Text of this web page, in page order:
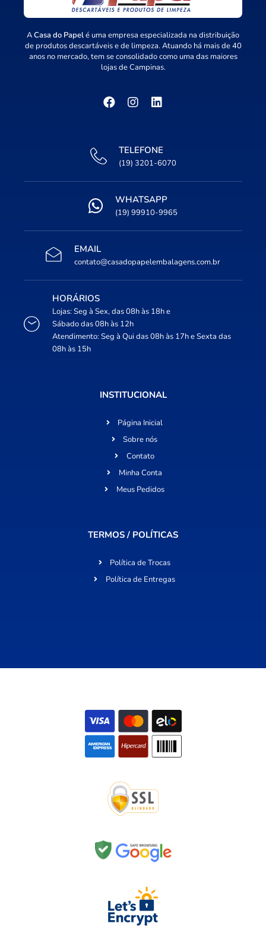
ACasa do Papelé uma empresa especializada na distribuição
de produtos descartáveis e de limpeza. Atuando há mais de 40
anos no mercado, tem se consolidado como uma das maiores
lojas de Campinas.
TELEFONE
(19) 3201-6070
WHATSAPP
(19) 99910-9965
EMAIL
contato@casadopapelembalagens.com.br
HORÁRIOS
Lojas: Seg à Sex, das 08h às 18h e
Sábado das 08h às 12h
Atendimento: Seg à Qui das 08h às 17h e Sexta das
08h às 15h
INSTITUCIONAL
Página Inicial
Sobre nós
Contato
Minha Conta
Meus Pedidos
TERMOS / POLÍTICAS
Política de Trocas
Política de Entregas